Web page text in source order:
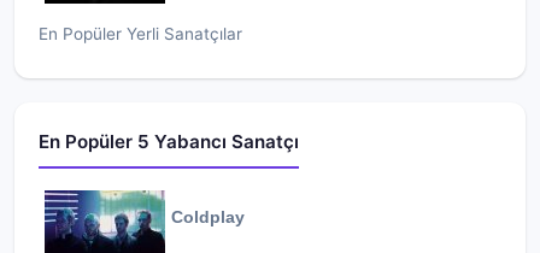
En Popüler Yerli Sanatçılar
En Popüler 5 Yabancı Sanatçı
Coldplay